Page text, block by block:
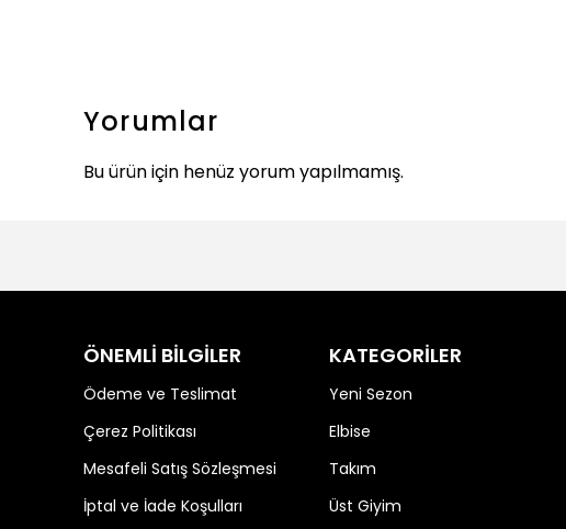
Yorumlar
Bu ürün için henüz yorum yapılmamış.
ÖNEMLİ BİLGİLER
Ödeme ve Teslimat
Çerez Politikası
Mesafeli Satış Sözleşmesi
İptal ve İade Koşulları
KATEGORİLER
Yeni Sezon
Elbise
Takım
Üst Giyim